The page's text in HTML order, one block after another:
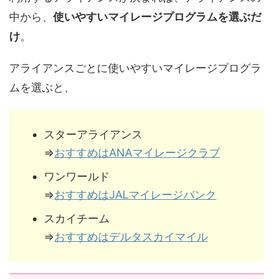
中から、 使いやすいマイレージプログラムを選ぶだ
け。
アライアンスごとに使いやすいマイレージプログラ
ムを選ぶと、
スターアライアンス
⇒おすすめはANAマイレージクラブ
ワンワールド
⇒おすすめはJALマイレージバンク
スカイチーム
⇒おすすめはデルタスカイマイル